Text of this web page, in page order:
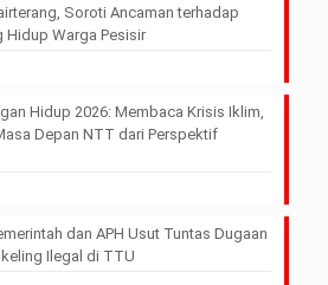
Soroti Ancaman terhadap
Hidup Warga Pesisir
Hidup 2026: Membaca Krisis Iklim,
Depan NTT dari Perspektif
dan APH Usut Tuntas Dugaan
Ilegal di TTU